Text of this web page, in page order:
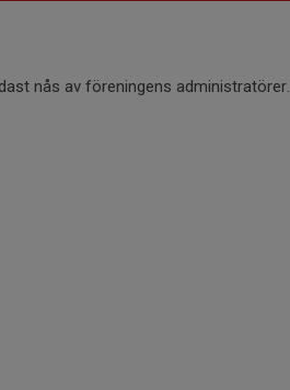
nås av föreningens administratörer.